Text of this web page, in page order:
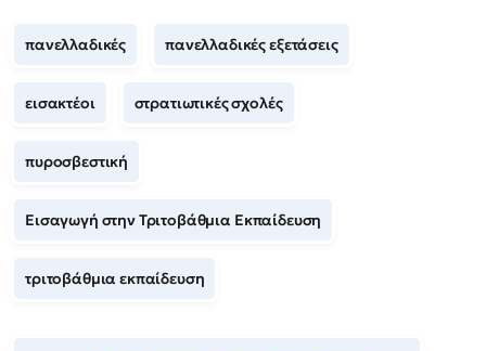
πανελλαδικές πανελλαδικές εξετάσεις
εισακτέοι στρατιωτικές σχολές
πυροσβεστική
Εισαγωγή στην Τριτοβάθμια Εκπαίδευση
τριτοβάθμια εκπαίδευση